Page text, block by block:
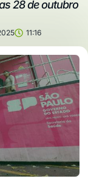
28 de outubro
11:16